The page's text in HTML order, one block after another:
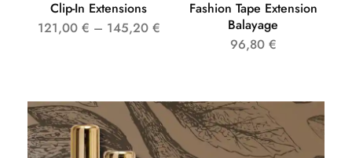
Clip-In Extensions
121,00 € – 145,20 €
Fashion Tape Extension
Balayage
96,80 €